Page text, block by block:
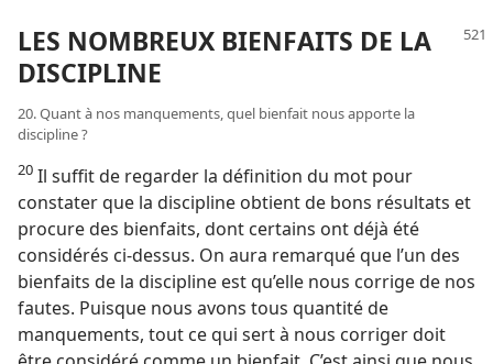
LES NOMBREUX BIENFAITS DE LA
DISCIPLINE
20. Quant à nos manquements, quel bienfait nous apporte la
discipline ?
20 Il suffit de regarder la définition du mot pour
constater que la discipline obtient de bons résultats et
procure des bienfaits, dont certains ont déjà été
considérés ci-dessus. On aura remarqué que l’un des
bienfaits de la discipline est qu’elle nous corrige de nos
fautes. Puisque nous avons tous quantité de
manquements, tout ce qui sert à nous corriger doit